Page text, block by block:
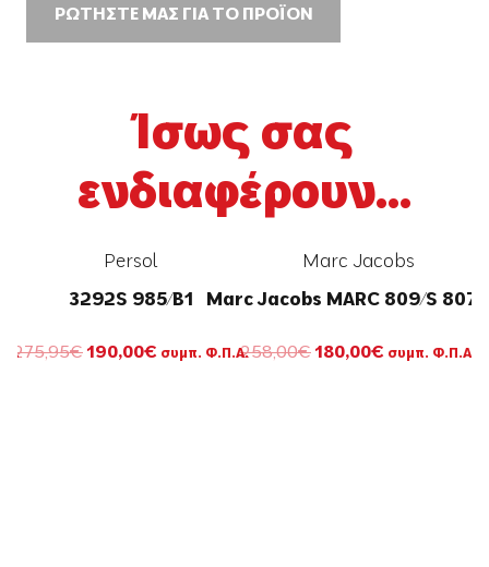
ΡΩΤΗΣΤΕ ΜΑΣ ΓΙΑ ΤΟ ΠΡΟΪΟΝ
Ίσως σας
ενδιαφέρουν...
Persol
3292S 985/B1
275,95€ Original
190,00€ Η
συμπ. Φ.Π.Α.
Marc Jacobs
Marc Jacobs MARC 809/S 807/
258,00€ Original
180,00€ Η
συμπ. Φ.Π.Α.